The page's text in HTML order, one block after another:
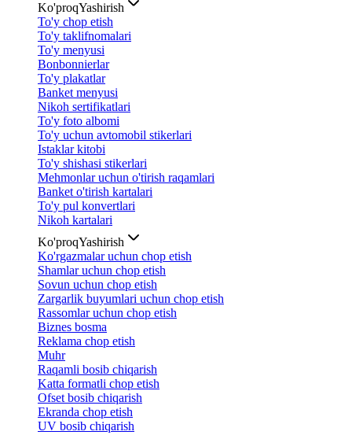
Ko'proqYashirish
To'y chop etish
To'y taklifnomalari
To'y menyusi
Bonbonnierlar
To'y plakatlar
Banket menyusi
Nikoh sertifikatlari
To'y foto albomi
To'y uchun avtomobil stikerlari
Istaklar kitobi
To'y shishasi stikerlari
Mehmonlar uchun o'tirish raqamlari
Banket o'tirish kartalari
To'y pul konvertlari
Nikoh kartalari
Ko'proqYashirish
Ko'rgazmalar uchun chop etish
Shamlar uchun chop etish
Sovun uchun chop etish
Zargarlik buyumlari uchun chop etish
Rassomlar uchun chop etish
Biznes bosma
Reklama chop etish
Muhr
Raqamli bosib chiqarish
Katta formatli chop etish
Ofset bosib chiqarish
Ekranda chop etish
UV bosib chiqarish